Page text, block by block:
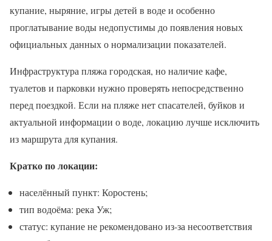
купание, ныряние, игры детей в воде и особенно
проглатывание воды недопустимы до появления новых
официальных данных о нормализации показателей.
Инфраструктура пляжа городская, но наличие кафе,
туалетов и парковки нужно проверять непосредственно
перед поездкой. Если на пляже нет спасателей, буйков и
актуальной информации о воде, локацию лучше исключить
из маршрута для купания.
Кратко по локации:
населённый пункт: Коростень;
тип водоёма: река Уж;
статус: купание не рекомендовано из-за несоответствия